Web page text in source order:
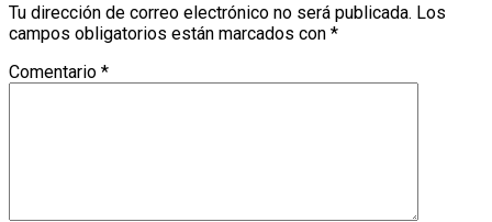
Tu dirección de correo electrónico no será publicada. Los
campos obligatorios están marcados con *
Comentario *